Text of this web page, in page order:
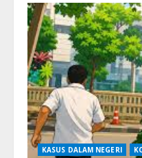
Tahan
Silmy
Karim,
Babak
Baru
Dugaan
Korupsi
di
Imigrasi
KASUS DALAM NEGERI